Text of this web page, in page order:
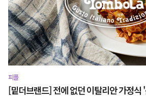
피플
[밑더브랜드] 전에 없던 이탈리안 가정